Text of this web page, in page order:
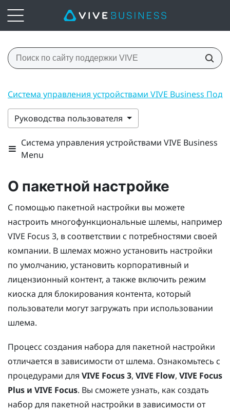
Система управления устройствами VIVE Business
Руководства пользователя
Система управления устройствами VIVE Business
Menu
О пакетной настройке
С помощью пакетной настройки вы можете
настроить многофункциональные шлемы, например
VIVE Focus 3, в соответствии с потребностями своей
компании. В шлемах можно установить настройки
по умолчанию, установить корпоративный и
лицензионный контент, а также включить режим
киоска для блокирования контента, который
пользователи могут загружать при использовании
шлема.
Процесс создания набора для пакетной настройки
отличается в зависимости от шлема. Ознакомьтесь с
процедурами для VIVE Focus3, VIVE Flow, VIVE Focus
Plus и VIVE Focus. Вы сможете узнать, как создать
набор для пакетной настройки в зависимости от